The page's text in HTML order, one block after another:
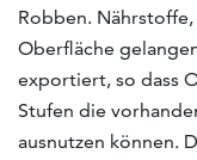
Robben.
Oberfläche
exportiert, so dass
Stufen die
ausnutzen können.